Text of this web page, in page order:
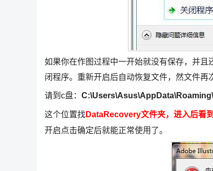
如果你在作图过程中一开始就没有保存，并
闭程序。重新开启后自动恢复文件，然文件再
请到c盘：
这个位置找DataRecovery文件夹，进入后看
开启点击确定后就能正常使用了。